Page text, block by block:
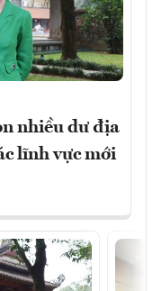
nhiều dư địa
lĩnh vực mới